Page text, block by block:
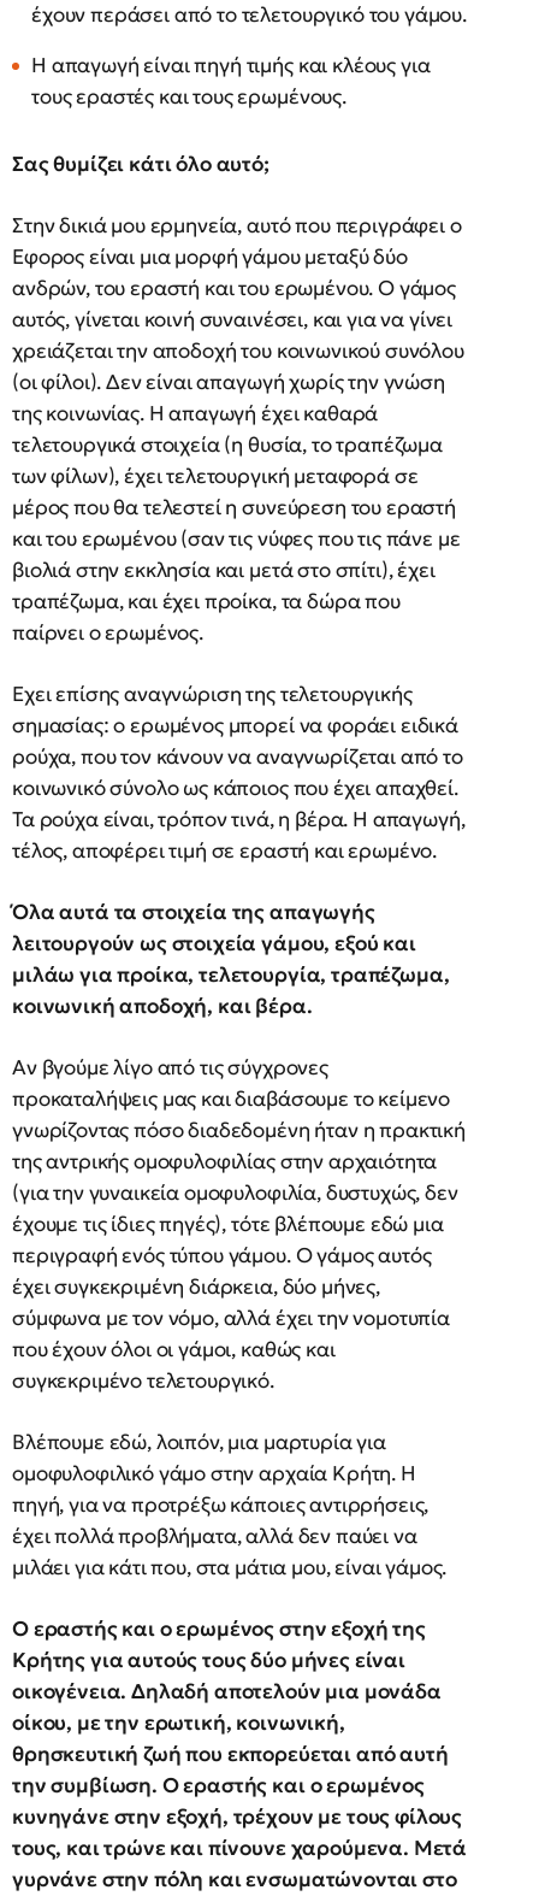
έχουν περάσει από το τελετουργικό του γάμου.
Η απαγωγή είναι πηγή τιμής και κλέους για
τους εραστές και τους ερωμένους.
Σας θυμίζει κάτι όλο αυτό;
Στην δικιά μου ερμηνεία, αυτό που περιγράφει ο
Εφορος είναι μια μορφή γάμου μεταξύ δύο
ανδρών, του εραστή και του ερωμένου. Ο γάμος
αυτός, γίνεται κοινή συναινέσει, και για να γίνει
χρειάζεται την αποδοχή του κοινωνικού συνόλου
(οι φίλοι). Δεν είναι απαγωγή χωρίς την γνώση
της κοινωνίας. Η απαγωγή έχει καθαρά
τελετουργικά στοιχεία (η θυσία, το τραπέζωμα
των φίλων), έχει τελετουργική μεταφορά σε
μέρος που θα τελεστεί η συνεύρεση του εραστή
και του ερωμένου (σαν τις νύφες που τις πάνε με
βιολιά στην εκκλησία και μετά στο σπίτι), έχει
τραπέζωμα, και έχει προίκα, τα δώρα που
παίρνει ο ερωμένος.
Εχει επίσης αναγνώριση της τελετουργικής
σημασίας: ο ερωμένος μπορεί να φοράει ειδικά
ρούχα, που τον κάνουν να αναγνωρίζεται από το
κοινωνικό σύνολο ως κάποιος που έχει απαχθεί.
Τα ρούχα είναι, τρόπον τινά, η βέρα. Η απαγωγή,
τέλος, αποφέρει τιμή σε εραστή και ερωμένο.
Όλα αυτά τα στοιχεία της απαγωγής
λειτουργούν ως στοιχεία γάμου, εξού και
μιλάω για προίκα, τελετουργία, τραπέζωμα,
κοινωνική αποδοχή, και βέρα.
Αν βγούμε λίγο από τις σύγχρονες
προκαταλήψεις μας και διαβάσουμε το κείμενο
γνωρίζοντας πόσο διαδεδομένη ήταν η πρακτική
της αντρικής ομοφυλοφιλίας στην αρχαιότητα
(για την γυναικεία ομοφυλοφιλία, δυστυχώς, δεν
έχουμε τις ίδιες πηγές), τότε βλέπουμε εδώ μια
περιγραφή ενός τύπου γάμου. Ο γάμος αυτός
έχει συγκεκριμένη διάρκεια, δύο μήνες,
σύμφωνα με τον νόμο, αλλά έχει την νομοτυπία
που έχουν όλοι οι γάμοι, καθώς και
συγκεκριμένο τελετουργικό.
Βλέπουμε εδώ, λοιπόν, μια μαρτυρία για
ομοφυλοφιλικό γάμο στην αρχαία Κρήτη. Η
πηγή, για να προτρέξω κάποιες αντιρρήσεις,
έχει πολλά προβλήματα, αλλά δεν παύει να
μιλάει για κάτι που, στα μάτια μου, είναι γάμος.
Ο εραστής και ο ερωμένος στην εξοχή της
Κρήτης για αυτούς τους δύο μήνες είναι
οικογένεια. Δηλαδή αποτελούν μια μονάδα
οίκου, με την ερωτική, κοινωνική,
θρησκευτική ζωή που εκπορεύεται από αυτή
την συμβίωση. Ο εραστής και ο ερωμένος
κυνηγάνε στην εξοχή, τρέχουν με τους φίλους
τους, και τρώνε και πίνουνε χαρούμενα. Μετά
γυρνάνε στην πόλη και ενσωματώνονται στο